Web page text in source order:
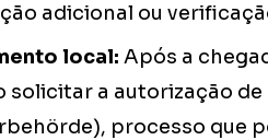
adicional ou
local: Após a
solicitar a autorização
processo que